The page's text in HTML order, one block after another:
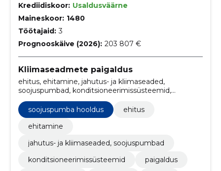
Krediidiskoor: Usaldusväärne
Maineskoor: 1480
Töötajaid: 3
Prognooskäive (2026): 203 807 €
Kliimaseadmete paigaldus
ehitus, ehitamine, jahutus- ja kliimaseaded,
soojuspumbad, konditsioneerimissüsteemid,
paigaldus, küttesüsteem, sisekliima, müük, torustik,
Soojus
soojuspumba hooldus
ehitus
ehitamine
jahutus- ja kliimaseaded, soojuspumbad
konditsioneerimissüsteemid
paigaldus